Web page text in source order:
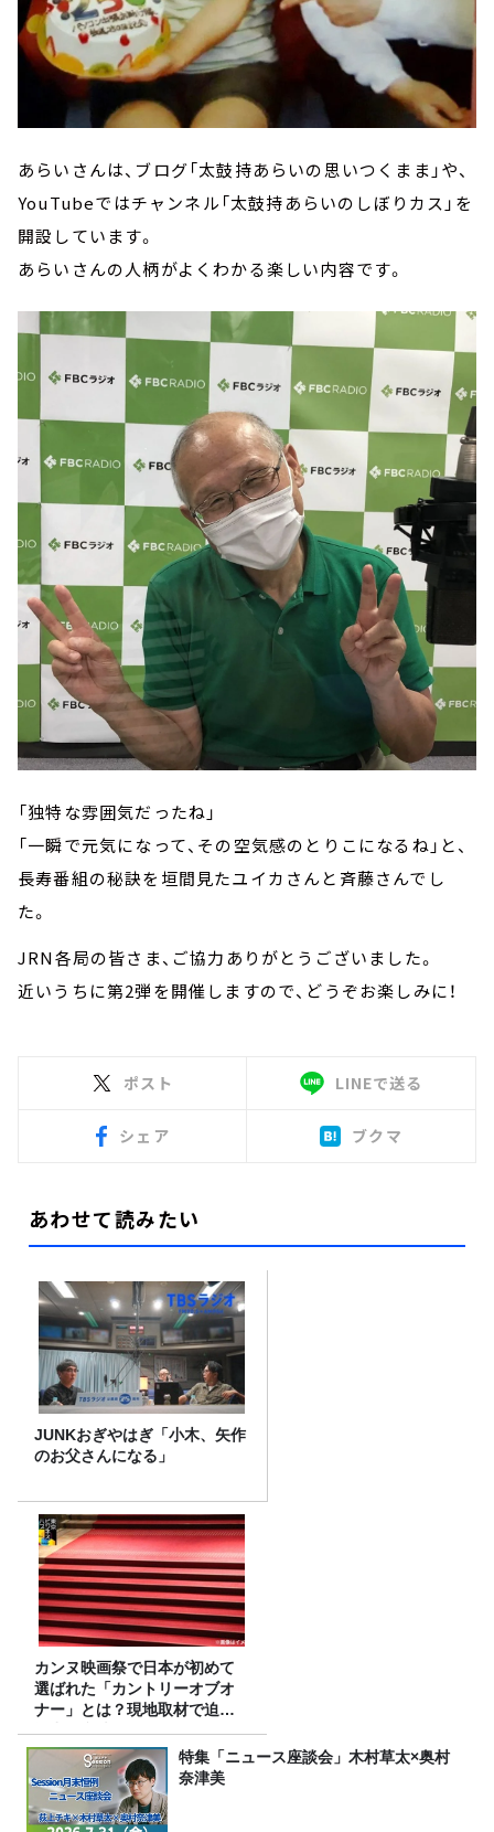
あらいさんは、ブログ「太鼓持あらいの思いつくまま」や、
YouTubeではチャンネル「太鼓持あらいのしぼりカス」を
開設しています。
あらいさんの人柄がよくわかる楽しい内容です。
「独特な雰囲気だったね」
「一瞬で元気になって、その空気感のとりこになるね」と、
長寿番組の秘訣を垣間見たユイカさんと斉藤さんでし
た。
JRN各局の皆さま、ご協力ありがとうございました。
近いうちに第2弾を開催しますので、どうぞお楽しみに！
ポスト LINEで送る
シェア ブクマ
あわせて読みたい
JUNKおぎやはぎ「小木、矢作
のお父さんになる」
カンヌ映画祭で日本が初めて
選ばれた「カントリーオブオ
ナー」とは？現地取材で迫る
選出の意味
特集「ニュース座談会」木村草太×奥村
奈津美